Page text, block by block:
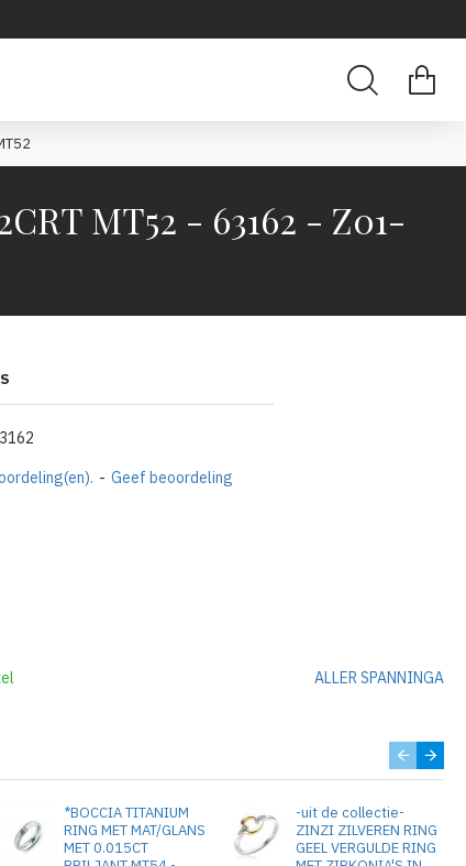
MT52 - 63162 - Z01-
ALLER SPANNINGA
- Geef beoordeling
*BOCCIA TITANIUM
RING MET MAT/GLANS
MET 0.015CT
-uit de collectie-
ZINZI ZILVEREN RING
GEEL VERGULDE RING